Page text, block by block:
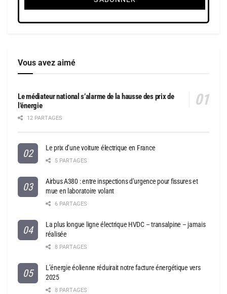
Vous avez aimé
Le médiateur national s’alarme de la hausse des prix de
l’énergie
12 PARTAGES
Le prix d’une voiture électrique en France
5 PARTAGES
Airbus A380 : entre inspections d’urgence pour fissures et
mue en laboratoire volant
6 PARTAGES
La plus longue ligne électrique HVDC – transalpine – jamais
réalisée
8 PARTAGES
L’énergie éolienne réduirait notre facture énergétique vers
2025
8 PARTAGES